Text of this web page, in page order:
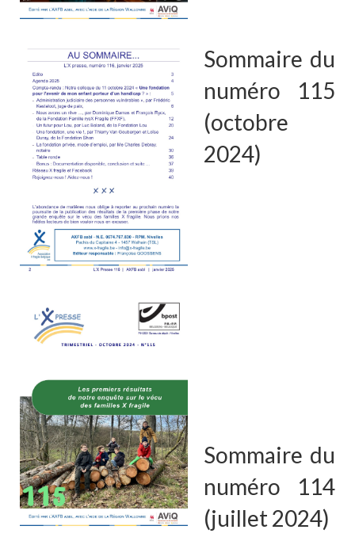
Sommaire du
numéro 115
(octobre
2024)
Sommaire du
numéro 114
(juillet 2024)